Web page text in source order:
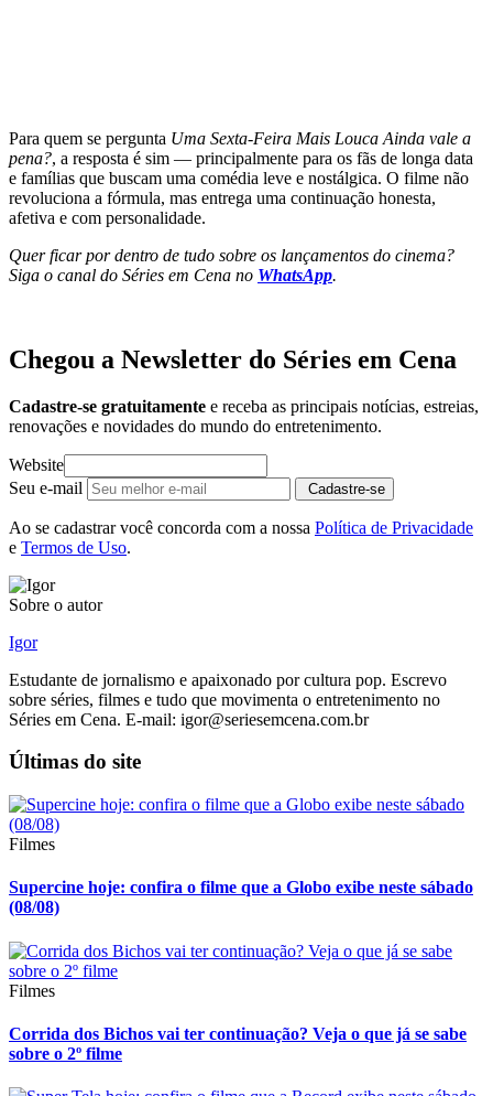
Para quem se pergunta Uma Sexta-Feira Mais Louca Ainda vale a
pena?, a resposta é sim — principalmente para os fãs de longa data
e famílias que buscam uma comédia leve e nostálgica. O filme não
revoluciona a fórmula, mas entrega uma continuação honesta,
afetiva e com personalidade.
Quer ficar por dentro de tudo sobre os lançamentos do cinema?
Siga o canal do Séries em Cena no WhatsApp.
Chegou a Newsletter do Séries em Cena
Cadastre-se gratuitamente e receba as principais notícias, estreias,
renovações e novidades do mundo do entretenimento.
Website
Seu e-mail
Cadastre-se
Ao se cadastrar você concorda com a nossa Política de Privacidade
e Termos de Uso.
Sobre o autor
Igor
Estudante de jornalismo e apaixonado por cultura pop. Escrevo
sobre séries, filmes e tudo que movimenta o entretenimento no
Séries em Cena. E-mail: igor@seriesemcena.com.br
Últimas do site
Filmes
Supercine hoje: confira o filme que a Globo exibe neste sábado
(08/08)
Filmes
Corrida dos Bichos vai ter continuação? Veja o que já se sabe
sobre o 2º filme